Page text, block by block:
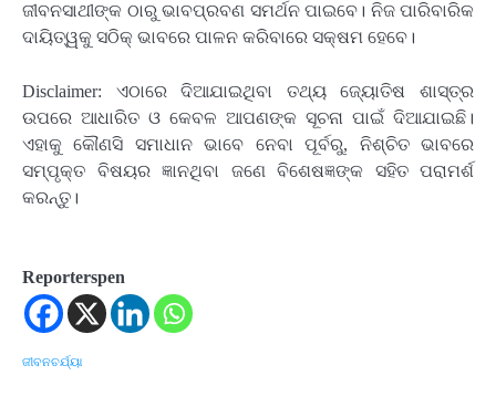
ଜୀବନସାଥୀଙ୍କ ଠାରୁ ଭାବପ୍ରବଣ ସମର୍ଥନ ପାଇବେ। ନିଜ ପାରିବାରିକ
ଦାୟିତ୍ୱକୁ ସଠିକ୍ ଭାବରେ ପାଳନ କରିବାରେ ସକ୍ଷମ ହେବେ।
Disclaimer: ଏଠାରେ ଦିଆଯାଇଥିବା ତଥ୍ୟ ଜ୍ୟୋତିଷ ଶାସ୍ତ୍ର
ଉପରେ ଆଧାରିତ ଓ କେବଳ ଆପଣଙ୍କ ସୂଚନା ପାଇଁ ଦିଆଯାଇଛି।
ଏହାକୁ କୌଣସି ସମାଧାନ ଭାବେ ନେବା ପୂର୍ବରୁ, ନିଶ୍ଚିତ ଭାବରେ
ସମ୍ପୃକ୍ତ ବିଷୟର ଜ୍ଞାନଥିବା ଜଣେ ବିଶେଷଜ୍ଞଙ୍କ ସହିତ ପରାମର୍ଶ
କରନ୍ତୁ।
Reporterspen
ଜୀବନଚର୍ଯ୍ୟା